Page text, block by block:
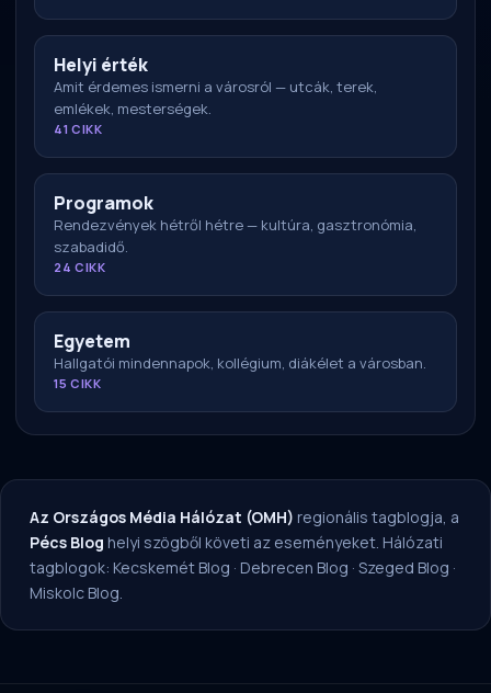
Helyi érték
Amit érdemes ismerni a városról — utcák, terek,
emlékek, mesterségek.
41 CIKK
Programok
Rendezvények hétről hétre — kultúra, gasztronómia,
szabadidő.
24 CIKK
Egyetem
Hallgatói mindennapok, kollégium, diákélet a városban.
15 CIKK
Az Országos Média Hálózat (OMH) regionális tagblogja, a
Pécs Blog helyi szögből követi az eseményeket. Hálózati
tagblogok: Kecskemét Blog · Debrecen Blog · Szeged Blog ·
Miskolc Blog